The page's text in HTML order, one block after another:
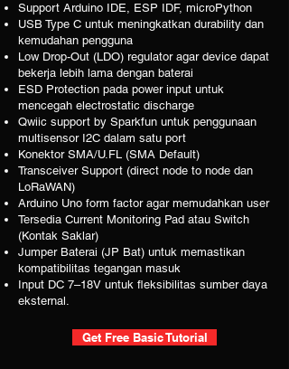
Support Arduino IDE, ESP IDF, microPython
USB Type C untuk meningkatkan durability dan
kemudahan pengguna
Low Drop-Out (LDO) regulator agar device dapat
bekerja lebih lama dengan baterai
ESD Protection pada power input untuk
mencegah electrostatic discharge
Qwiic support by Sparkfun untuk penggunaan
multisensor I2C dalam satu port
Konektor SMA/U.FL (SMA Default)
Transceiver Support (direct node to node dan
LoRaWAN)
Arduino Uno form factor agar memudahkan user
Tersedia Current Monitoring Pad atau Switch
(Kontak Saklar)
Jumper Baterai (JP Bat) untuk memastikan
kompatibilitas tegangan masuk
Input DC 7–18V untuk fleksibilitas sumber daya
eksternal.
Get Free Basic Tutorial